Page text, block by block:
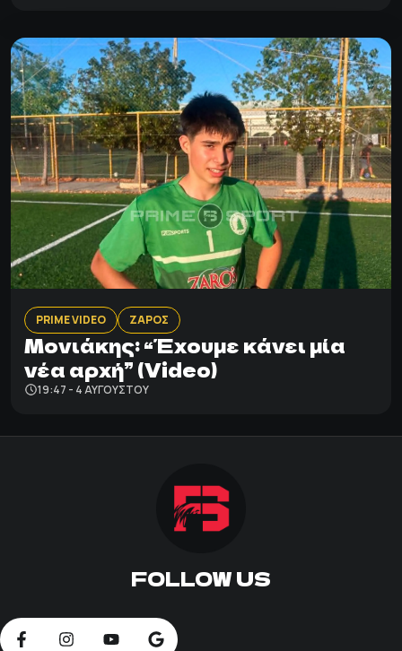
PRIME VIDEO ΖΑΡΟΣ
Μονιάκης: “Έχουμε κάνει μία
νέα αρχή” (Video)
19:47 - 4 ΑΥΓΟΎΣΤΟΥ
FOLLOW US